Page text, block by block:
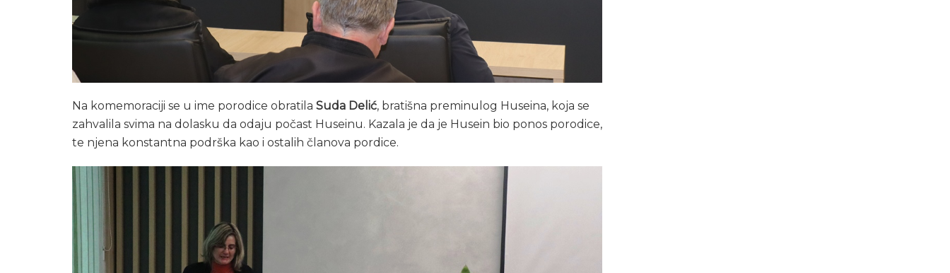
Na komemoraciji se u ime porodice obratila Suda Delić, bratišna preminulog Huseina, koja se
zahvalila svima na dolasku da odaju počast Huseinu. Kazala je da je Husein bio ponos porodice,
te njena konstantna podrška kao i ostalih članova pordice.